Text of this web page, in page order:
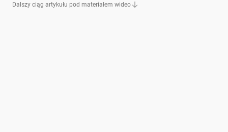
Dalszy ciąg artykułu pod materiałem wideo